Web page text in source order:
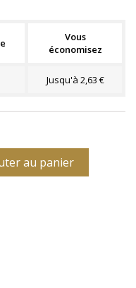
Vous
économisez
Jusqu'à 2,63 €
au panier